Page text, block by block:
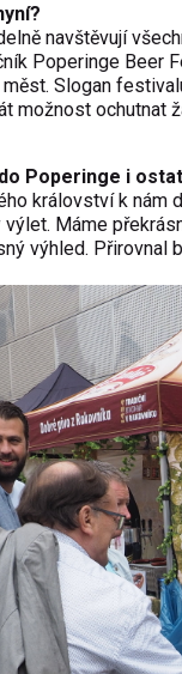
navštěvují
Poperinge Beer
Slogan
možnost ochutnat
Poperinge i
království k
Máme
výhled. Přirovnal